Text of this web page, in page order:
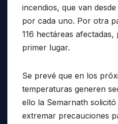
incendios, que van
por cada uno. Por otra
116 hectáreas
primer lugar.
Se prevé que en los
temperaturas generen
ello la Semarnath
extremar precauciones